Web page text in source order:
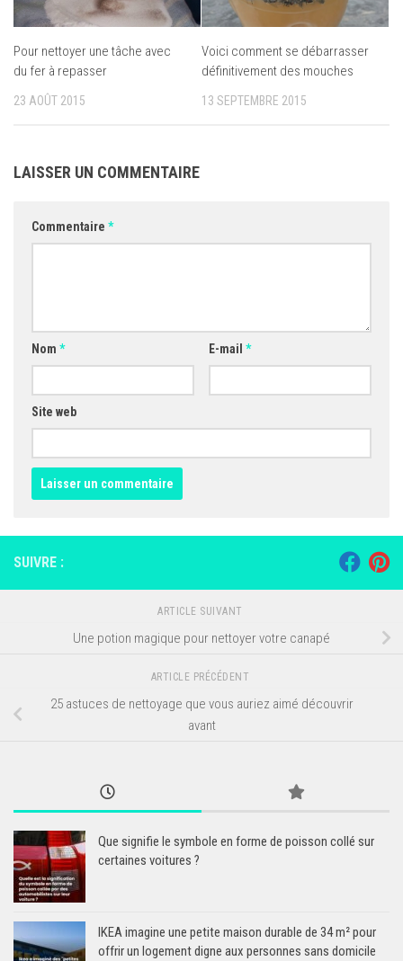
Pour nettoyer une tâche avec
du fer à repasser
23 AOÛT 2015
Voici comment se débarrasser
définitivement des mouches
13 SEPTEMBRE 2015
LAISSER UN COMMENTAIRE
Commentaire *
Nom * E-mail *
Site web
SUIVRE :
ARTICLE SUIVANT
Une potion magique pour nettoyer votre canapé
ARTICLE PRÉCÉDENT
25 astuces de nettoyage que vous auriez aimé découvrir
avant
Que signifie le symbole en forme de poisson collé sur
certaines voitures ?
IKEA imagine une petite maison durable de 34 m² pour
offrir un logement digne aux personnes sans domicile